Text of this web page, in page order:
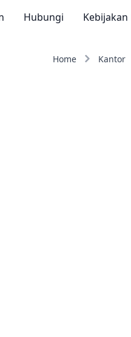
Hubungi
Home Kantor